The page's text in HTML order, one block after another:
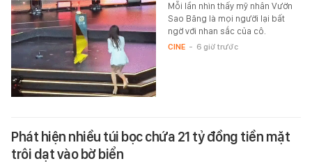
Mỗi lần nhìn thấy mỹ nhân Vườn
Sao Băng là mọi người lại bất
ngờ với nhan sắc của cô.
CINE - 6 giờ trước
Phát hiện nhiều túi bọc chứa 21 tỷ đồng tiền mặt
trôi dạt vào bờ biển